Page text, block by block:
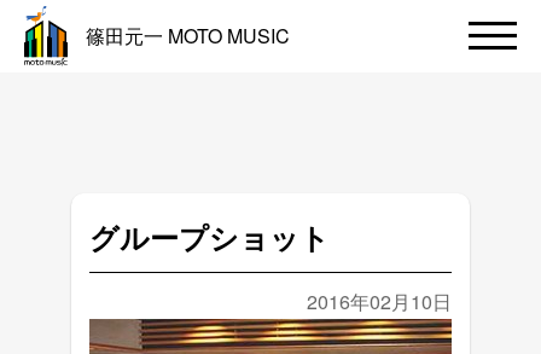
篠田元一 MOTO MUSIC
グループショット
2016年02月10日